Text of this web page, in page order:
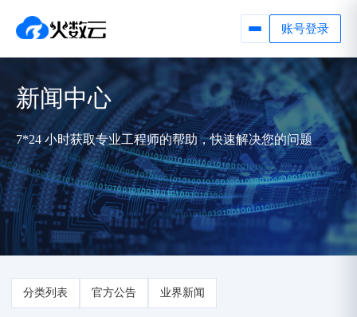
账号登录
新闻中心
7*24 小时获取专业工程师的帮助，快速解决您的问题
分类列表 官方公告 业界新闻